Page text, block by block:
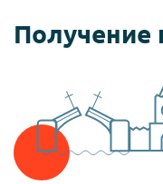
Получение